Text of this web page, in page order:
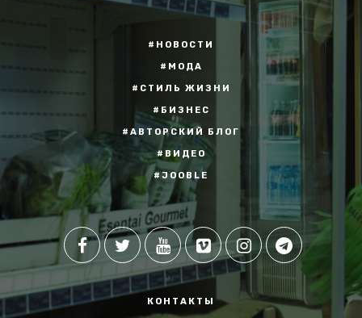
#НОВОСТИ
#МОДА
#СТИЛЬ ЖИЗНИ
#БИЗНЕС
#АВТОРСКИЙ БЛОГ
#ВИДЕО
#JOOBLE
КОНТАКТЫ